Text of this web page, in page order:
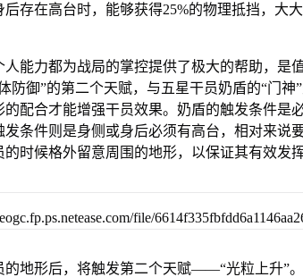
后存在高台时，能够获得25%的物理抵挡，大
能力都为战局的掌控提供了极大的帮助，是
防御”的第二个天赋，与五星干员奶盾的“门
配合才能增强干员效果。奶盾的触发条件是
条件则是身侧或身后必须有高台，相对来说
时候格外留意周围的地形，以保证其有效发挥
的地形后，将触发第二个天赋——“光粒上升”。